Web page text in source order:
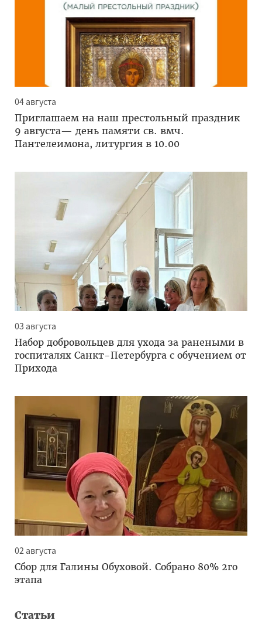
04 августа
Приглашаем на наш престольный праздник
9 августа— день памяти св. вмч.
Пантелеимона, литургия в 10.00
03 августа
Набор добровольцев для ухода за ранеными в
госпиталях Санкт-Петербурга с обучением от
Прихода
02 августа
Сбор для Галины Обуховой. Собрано 80% 2го
этапа
Статьи